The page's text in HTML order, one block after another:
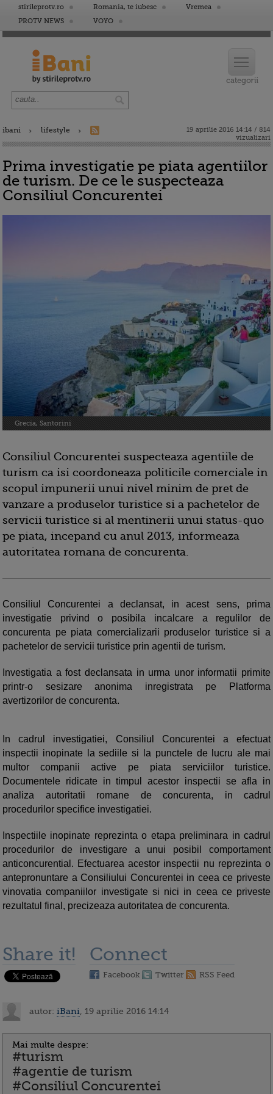
stirileprotv.ro Romania, te iubesc
Vremea
PROTV NEWS
VOYO
ibani lifestyle
19 aprilie 2016 14:14 / 814
vizualizari
Prima investigatie pe piata agentiilor
de turism. De ce le suspecteaza
Consiliul Concurentei
Grecia, Santorini
Consiliul Concurentei suspecteaza agentiile de
turism ca isi coordoneaza politicile comerciale in
scopul impunerii unui nivel minim de pret de
vanzare a produselor turistice si a pachetelor de
servicii turistice si al mentinerii unui status-quo
pe piata, incepand cu anul 2013, informeaza
autoritatea romana de concurenta.
Consiliul Concurentei a declansat, in acest sens, prima
investigatie privind o posibila incalcare a regulilor de
concurenta pe piata comercializarii produselor turistice si a
pachetelor de servicii turistice prin agentii de turism.
Investigatia a fost declansata in urma unor informatii primite
printr-o sesizare anonima inregistrata pe Platforma
avertizorilor de concurenta.
In cadrul investigatiei, Consiliul Concurentei a efectuat
inspectii inopinate la sediile si la punctele de lucru ale mai
multor companii active pe piata serviciilor turistice.
Documentele ridicate in timpul acestor inspectii se afla in
analiza autoritatii romane de concurenta, in cadrul
procedurilor specifice investigatiei.
Inspectiile inopinate reprezinta o etapa preliminara in cadrul
procedurilor de investigare a unui posibil comportament
anticoncurential. Efectuarea acestor inspectii nu reprezinta o
antepronuntare a Consiliului Concurentei in ceea ce priveste
vinovatia companiilor investigate si nici in ceea ce priveste
rezultatul final, precizeaza autoritatea de concurenta.
Share it! Connect
Facebook Twitter RSS Feed
autor: iBani , 19 aprilie 2016 14:14
Mai multe despre:
#turism
#agentie de turism
#Consiliul Concurentei